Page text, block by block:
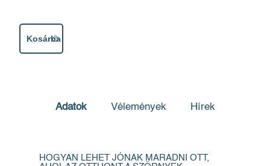
Kosárba
Adatok Vélemények Hírek
HOGYAN LEHET JÓNAK MARADNI OTT,